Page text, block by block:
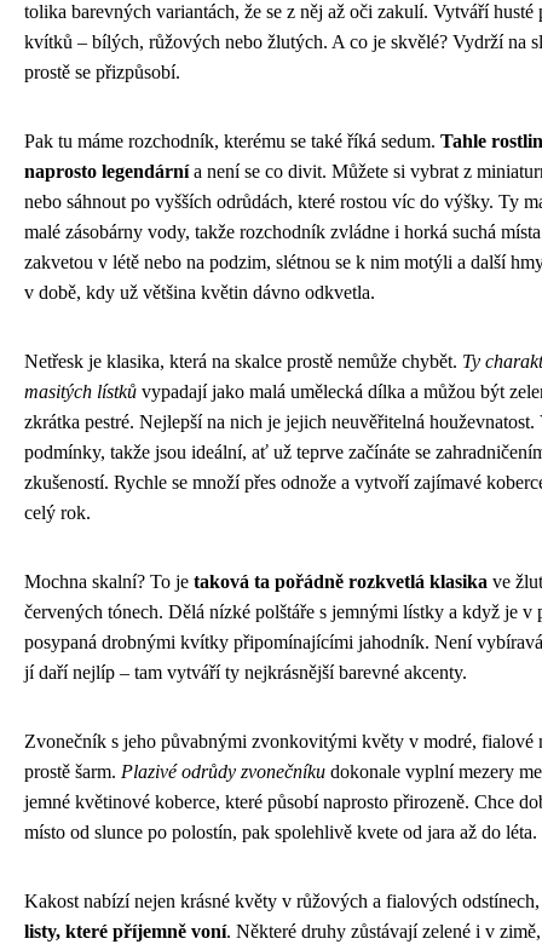
tolika barevných variantách, že se z něj až oči zakulí. Vytváří
kvítků – bílých, růžových nebo žlutých. A co je skvělé? Vydrží na
prostě se přizpůsobí.
Pak tu máme rozchodník, kterému se také říká sedum. Tahle
naprosto legendárnía není se co divit. Můžete si vybrat z
nebo sáhnout po vyšších odrůdách, které rostou víc do výšky. Ty
malé zásobárny vody, takže rozchodník zvládne i horká suchá
zakvetou v létě nebo na podzim, slétnou se k nim motýli a další
v době, kdy už většina květin dávno odkvetla.
Netřesk je klasika, která na skalce prostě nemůže chybět. Ty
masitých lístků vypadají jako malá umělecká dílka a můžou být
zkrátka pestré. Nejlepší na nich je jejich neuvěřitelná
podmínky, takže jsou ideální, ať už teprve začínáte se
zkušeností. Rychle se množí přes odnože a vytvoří zajímavé
celý rok.
Mochna skalní? To je taková ta pořádně rozkvetlá klasika ve
červených tónech. Dělá nízké polštáře s jemnými lístky a když je v
posypaná drobnými kvítky připomínajícími jahodník. Není
jí daří nejlíp – tam vytváří ty nejkrásnější barevné akcenty.
Zvonečník s jeho půvabnými zvonkovitými květy v modré, fialové
prostě šarm. Plazivé odrůdy zvonečníku dokonale vyplní mezery
jemné květinové koberce, které působí naprosto přirozeně. Chce
místo od slunce po polostín, pak spolehlivě kvete od jara až do léta.
Kakost nabízí nejen krásné květy v růžových a fialových
listy, které příjemně voní. Některé druhy zůstávají zelené i v